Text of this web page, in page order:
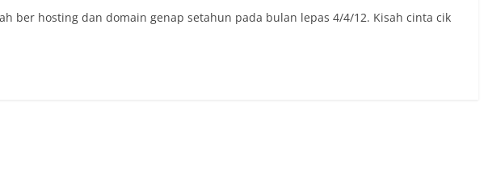
ber hosting dan domain genap setahun pada bulan lepas 4/4/12. Kisah cinta cik